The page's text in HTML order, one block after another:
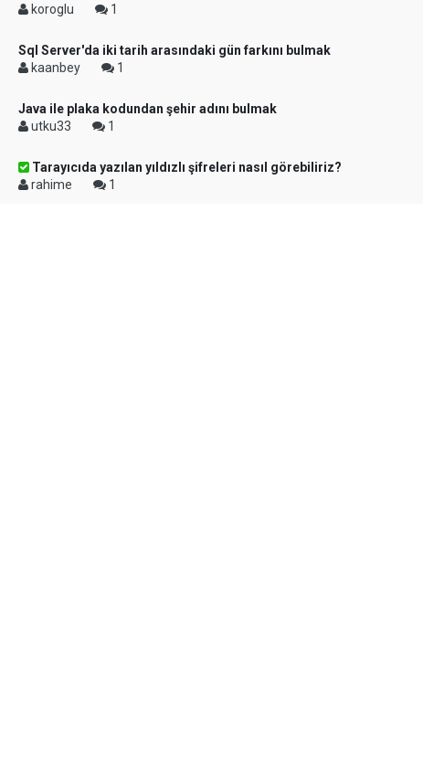
koroglu
1
Sql Server'da iki tarih arasındaki gün farkını bulmak
kaanbey
1
Java ile plaka kodundan şehir adını bulmak
utku33
1
Tarayıcıda yazılan yıldızlı şifreleri nasıl görebiliriz?
rahime
1